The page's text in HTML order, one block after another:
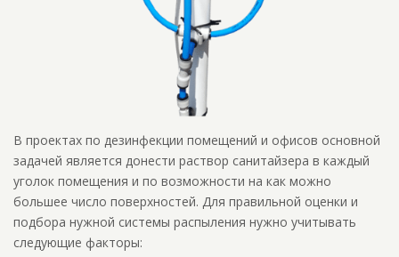
В проектах по дезинфекции помещений и офисов основной
задачей является донести раствор санитайзера в каждый
уголок помещения и по возможности на как можно
большее число поверхностей. Для правильной оценки и
подбора нужной системы распыления нужно учитывать
следующие факторы: